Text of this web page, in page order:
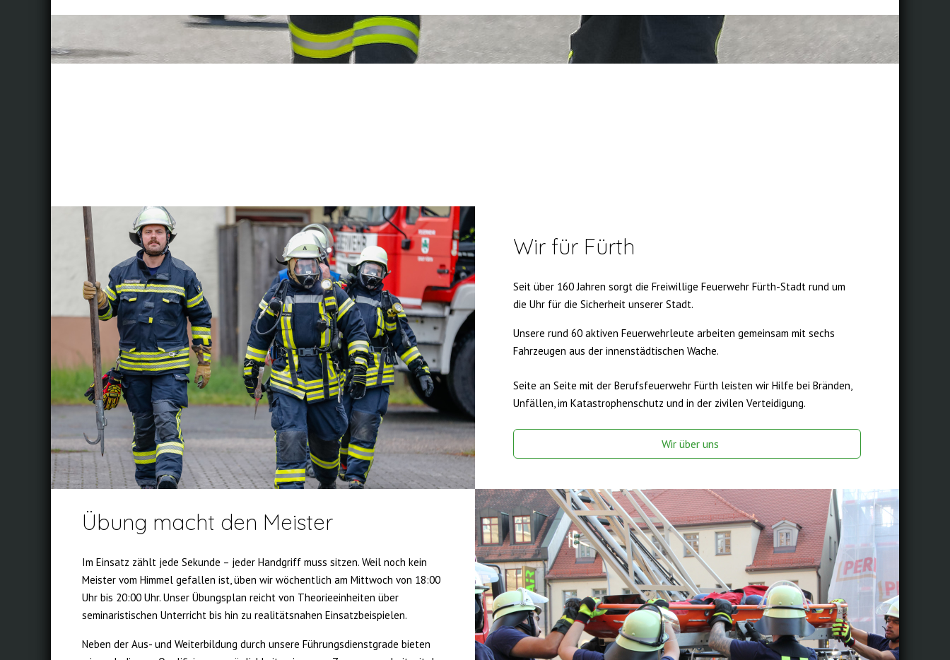
Wir für Fürth
Seit über 160 Jahren sorgt die Freiwillige Feuerwehr Fürth-Stadt rund um
die Uhr für die Sicherheit unserer Stadt.
Unsere rund 60 aktiven Feuerwehrleute arbeiten gemeinsam mit sechs
Fahrzeugen aus der innenstädtischen Wache.
Seite an Seite mit der Berufsfeuerwehr Fürth leisten wir Hilfe bei Bränden,
Unfällen, im Katastrophenschutz und in der zivilen Verteidigung.
Wir über uns
Übung macht den Meister
Im Einsatz zählt jede Sekunde – jeder Handgriff muss sitzen. Weil noch kein
Meister vom Himmel gefallen ist, üben wir wöchentlich am Mittwoch von 18:00
Uhr bis 20:00 Uhr. Unser Übungsplan reicht von Theorieeinheiten über
seminaristischen Unterricht bis hin zu realitätsnahen Einsatzbeispielen.
Neben der Aus- und Weiterbildung durch unsere Führungsdienstgrade bieten